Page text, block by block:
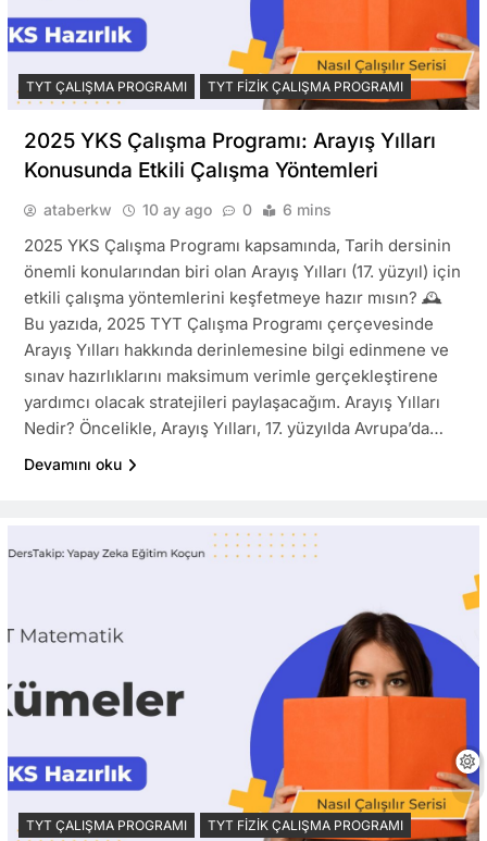
TYT ÇALIŞMA PROGRAMI TYT FIZIK ÇALIŞMA PROGRAMI
2025 YKS Çalışma Programı: Arayış Yılları
Konusunda Etkili Çalışma Yöntemleri
ataberkw 10 ay ago 0 6 mins
2025 YKS Çalışma Programı kapsamında, Tarih dersinin
önemli konularından biri olan Arayış Yılları (17. yüzyıl) için
etkili çalışma yöntemlerini keşfetmeye hazır mısın? 🕰️
Bu yazıda, 2025 TYT Çalışma Programı çerçevesinde
Arayış Yılları hakkında derinlemesine bilgi edinmene ve
sınav hazırlıklarını maksimum verimle gerçekleştirene
yardımcı olacak stratejileri paylaşacağım. Arayış Yılları
Nedir? Öncelikle, Arayış Yılları, 17. yüzyılda Avrupa’da…
Devamını oku
TYT ÇALIŞMA PROGRAMI TYT FIZIK ÇALIŞMA PROGRAMI